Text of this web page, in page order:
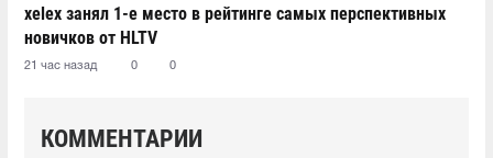
xelex⁠ занял 1-е место в рейтинге самых перспективных
новичков от HLTV
21 час назад 0 0
КОММЕНТАРИИ